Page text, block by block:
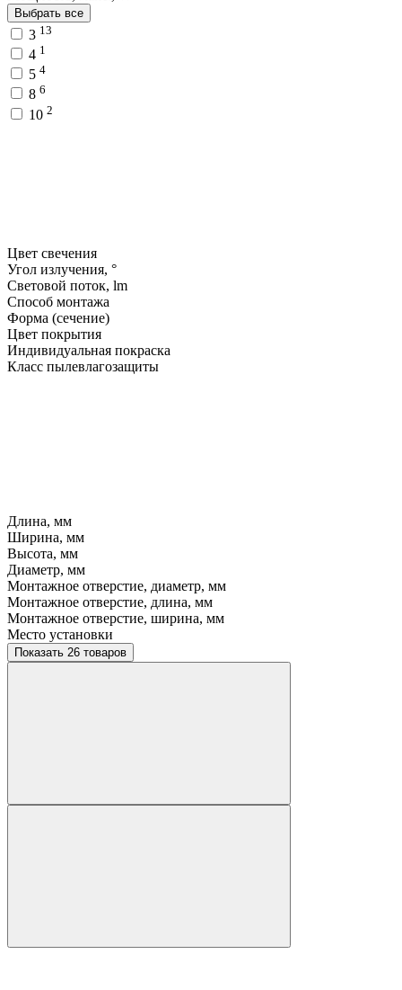
Выбрать все
3 13
4 1
5 4
8 6
10 2
Цвет свечения
Угол излучения, °
Световой поток, lm
Способ монтажа
Форма (сечение)
Цвет покрытия
Индивидуальная покраска
Класс пылевлагозащиты
Длина, мм
Ширина, мм
Высота, мм
Диаметр, мм
Монтажное отверстие, диаметр, мм
Монтажное отверстие, длина, мм
Монтажное отверстие, ширина, мм
Место установки
Показать 26 товаров